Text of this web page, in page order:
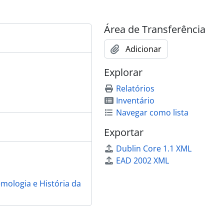
in Germanium
Bulk GaAs by Absorption of Second Harmonic Photons
Productivity
Phonon Coupling in Semiconductors
hole droplets in germanium
Stressed Germanium
e História da
Área de Transferência
Adicionar
Explorar
Relatórios
Inventário
Navegar como lista
Exportar
Dublin Core 1.1 XML
EAD 2002 XML